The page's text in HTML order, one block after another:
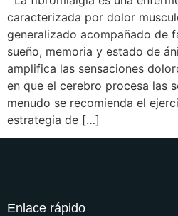
caracterizada por dolor
generalizado acompañado de
sueño, memoria y estado de
amplifica las sensaciones
en que el cerebro procesa las
menudo se recomienda el
estrategia de […]
Enlace rápido